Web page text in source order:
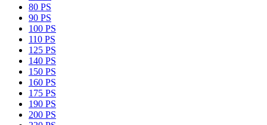
80 PS
90 PS
100 PS
110 PS
125 PS
140 PS
150 PS
160 PS
175 PS
190 PS
200 PS